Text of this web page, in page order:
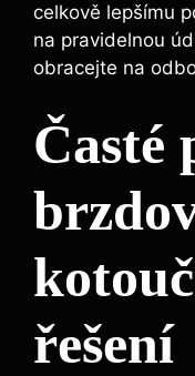
celkově lepšímu
na pravidelnou
obracejte na
Časté
řešení